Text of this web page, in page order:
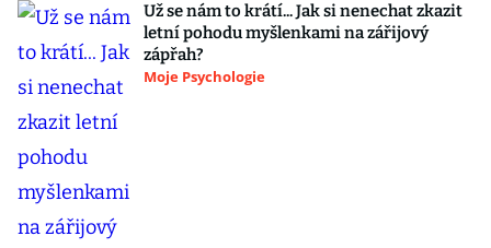
Už se nám to krátí... Jak si nenechat zkazit
letní pohodu myšlenkami na zářijový
zápřah?
Moje Psychologie